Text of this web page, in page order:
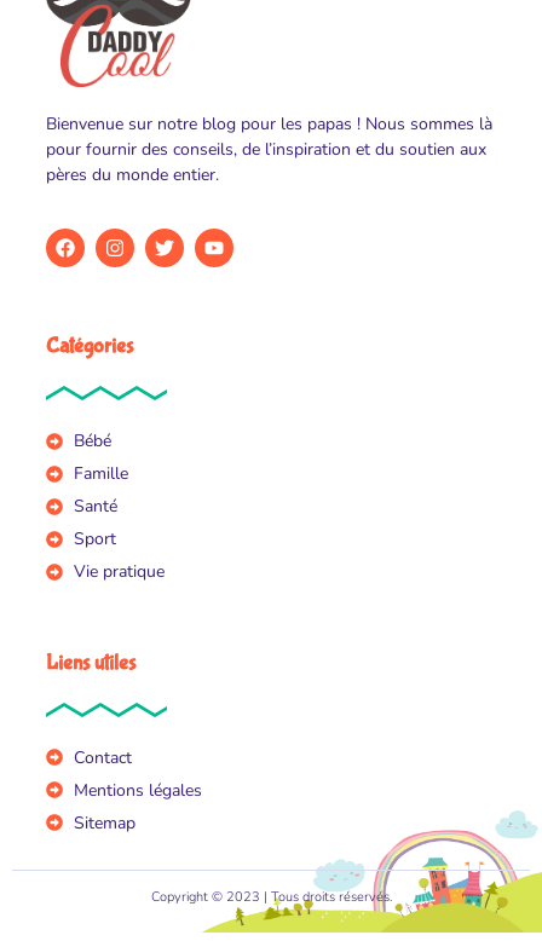
Bienvenue sur notre blog pour les papas ! Nous sommes là
pour fournir des conseils, de l’inspiration et du soutien aux
pères du monde entier.
Catégories
Bébé
Famille
Santé
Sport
Vie pratique
Liens utiles
Contact
Mentions légales
Sitemap
Copyright © 2023 | Tous droits réservés.